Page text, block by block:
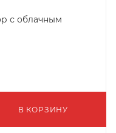
с облачным
В КОРЗИНУ